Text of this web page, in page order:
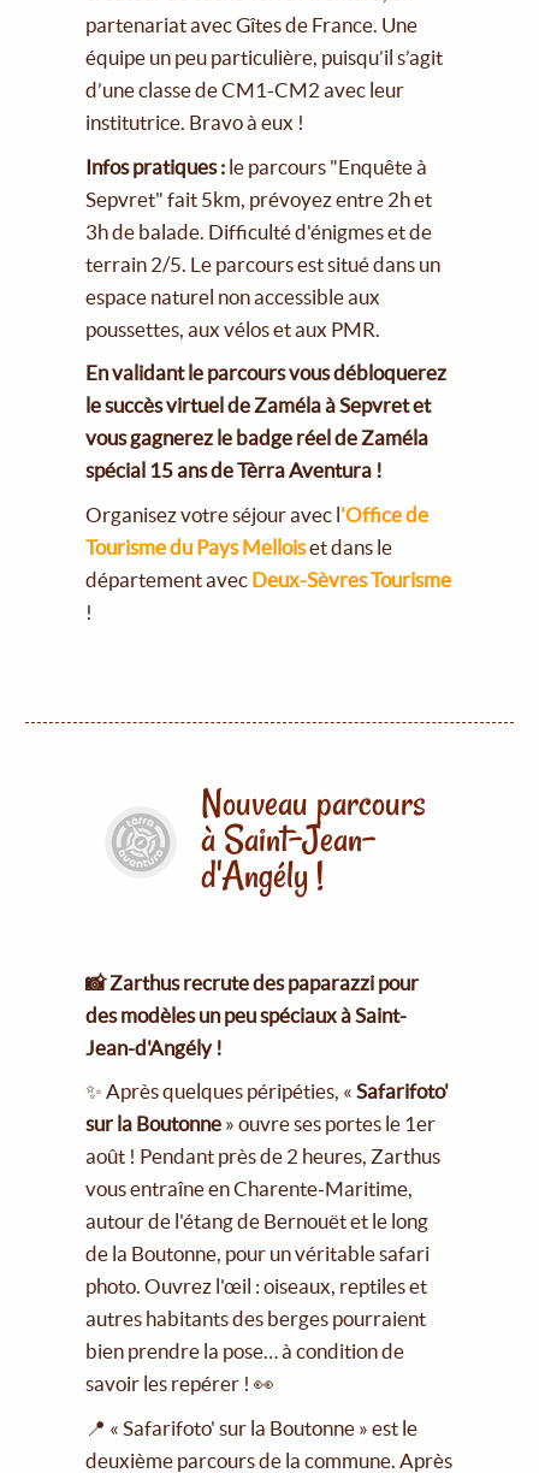
partenariat avec Gîtes de France. Une
équipe un peu particulière, puisqu’il s’agit
d’une classe de CM1-CM2 avec leur
institutrice. Bravo à eux !
Infos pratiques : le parcours "Enquête à
Sepvret" fait 5km, prévoyez entre 2h et
3h de balade. Difficulté d'énigmes et de
terrain 2/5. Le parcours est situé dans un
espace naturel non accessible aux
poussettes, aux vélos et aux PMR.
En validant le parcours vous débloquerez
le succès virtuel de Zaméla à Sepvret et
vous gagnerez le badge réel de Zaméla
spécial 15 ans de Tèrra Aventura !
Organisez votre séjour avec l'Office de
Tourisme du Pays Melloiset dans le
département avec Deux-Sèvres Tourisme
!
Nouveau parcours
à Saint-Jean-
d'Angély !
📸 Zarthus recrute des paparazzi pour
des modèles un peu spéciaux à Saint-
Jean-d'Angély !
✨ Après quelques péripéties, «Safarifoto'
sur la Boutonne » ouvre ses portes le 1er
août ! Pendant près de 2 heures, Zarthus
vous entraîne en Charente-Maritime,
autour de l'étang de Bernouët et le long
de la Boutonne, pour un véritable safari
photo. Ouvrez l'œil : oiseaux, reptiles et
autres habitants des berges pourraient
bien prendre la pose… à condition de
savoir les repérer ! 👀
📍 « Safarifoto' sur la Boutonne » est le
deuxième parcours de la commune. Après